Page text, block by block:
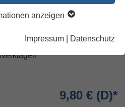
anzeigen
Impressum Datenschutz
Bibel 1/08
9,80 €